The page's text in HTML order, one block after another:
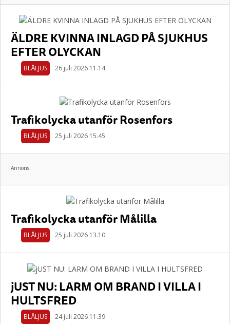
ÄLDRE KVINNA INLAGD PÅ SJUKHUS
EFTER OLYCKAN
BLÅLJUS 26 juli 2026 11.14
Trafikolycka utanför Rosenfors
BLÅLJUS 25 juli 2026 15.45
Annons:
Trafikolycka utanför Målilla
BLÅLJUS 25 juli 2026 13.10
jUST NU: LARM OM BRAND I VILLA I
HULTSFRED
BLÅLJUS 24 juli 2026 11.39